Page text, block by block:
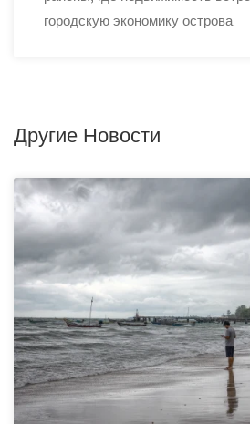
городскую экономику острова.
Другие Новости